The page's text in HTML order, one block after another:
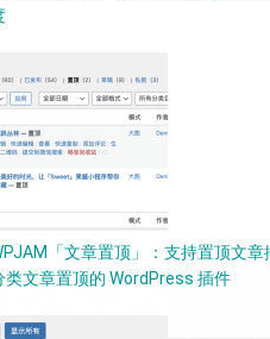
「文章置顶」：支持置顶文章
类文章置顶的 WordPress 插件